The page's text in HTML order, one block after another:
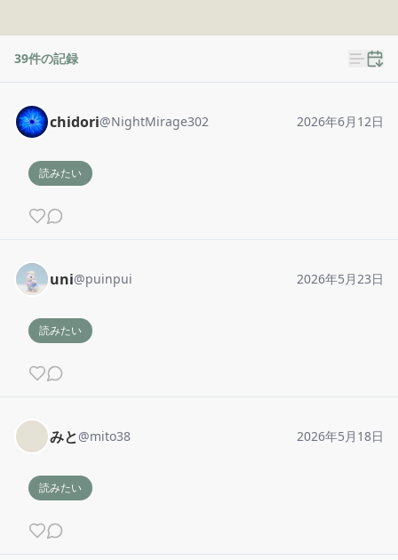
39件の記録
chidori@NightMirage302 2026年6月12日
読みたい
uni@puinpui 2026年5月23日
読みたい
みと@mito38 2026年5月18日
読みたい